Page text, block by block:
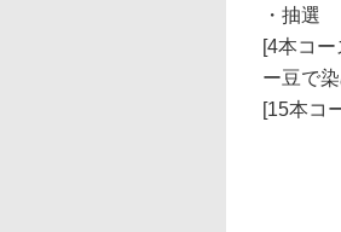
・抽選
[4本コ
ー豆で
[15本コ